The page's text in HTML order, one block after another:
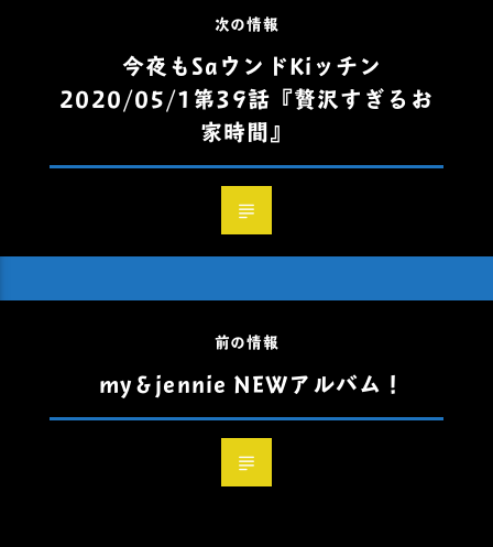
次の情報
今夜もSaウンドKiッチン
2020/05/1第39話『贅沢すぎるお
家時間』
前の情報
my＆jennie NEWアルバム！